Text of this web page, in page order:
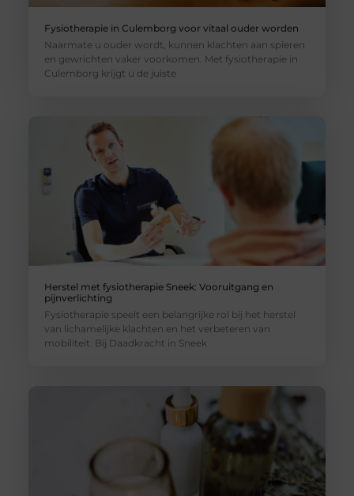
Fysiotherapie in Culemborg voor vitaal ouder worden
Naarmate u ouder wordt, kunnen klachten aan spieren
en gewrichten vaker voorkomen. Met fysiotherapie in
Culemborg krijgt u de juiste
Herstel met fysiotherapie Sneek: Vooruitgang en
pijnverlichting
Fysiotherapie speelt een belangrijke rol bij het herstel
van lichamelijke klachten en het verbeteren van
mobiliteit. Bij Daadkracht in Sneek